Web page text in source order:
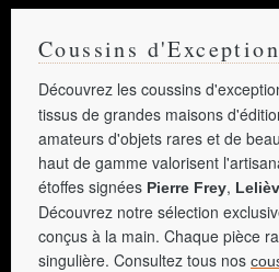
Coussins d'Exception
Découvrez les coussins
tissus de grandes maisons
amateurs d'objets rares et de
haut de gamme valorisent
étoffes signées Pierre Frey,
Découvrez notre sélection
conçus à la main. Chaque pièce
singulière. Consultez tous nos